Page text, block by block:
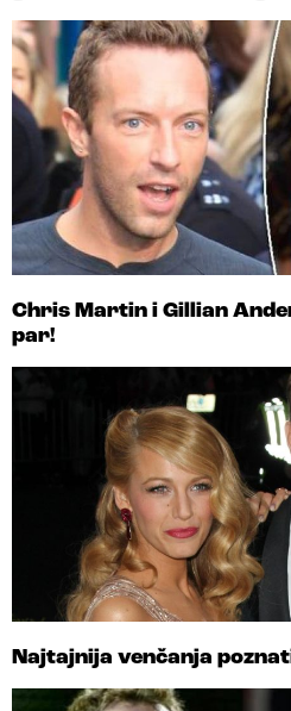
Chris Martin i Gillian
par!
Najtajnija venčanja